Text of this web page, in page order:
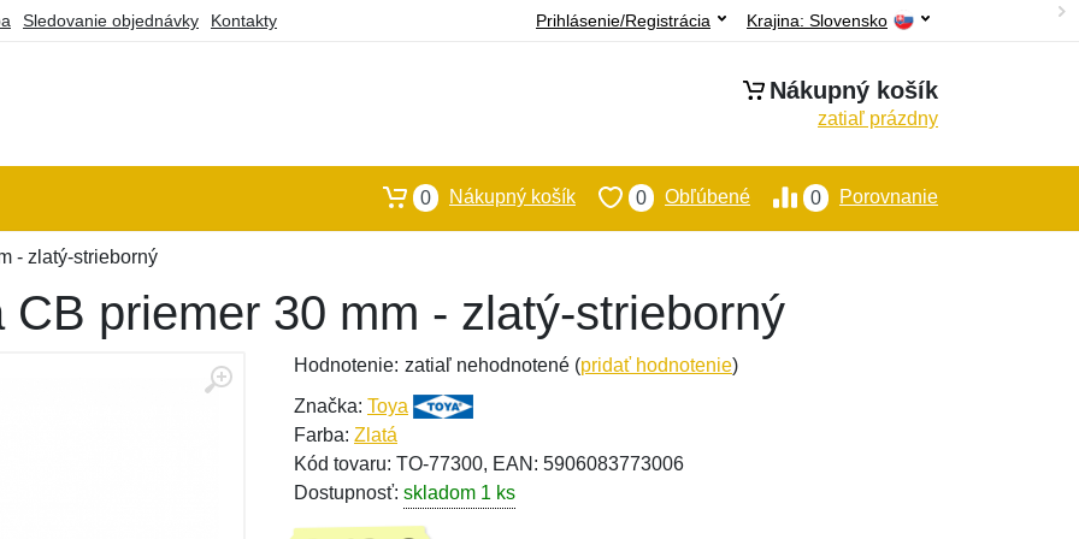
Sledovanie objednávky Kontakty Krajina: Slovensko
Prihlásenie/Registrácia
Nákupný košík
zatiaľ prázdny
0 Porovnanie
0 Obľúbené
0 Nákupný košík
- zlatý-strieborný
CB priemer 30 mm - zlatý-strieborný
Hodnotenie: zatiaľ nehodnotené (pridať hodnotenie)
Značka: Toya
Farba: Zlatá
Kód tovaru: TO-77300, EAN: 5906083773006
Dostupnosť: skladom 1 ks